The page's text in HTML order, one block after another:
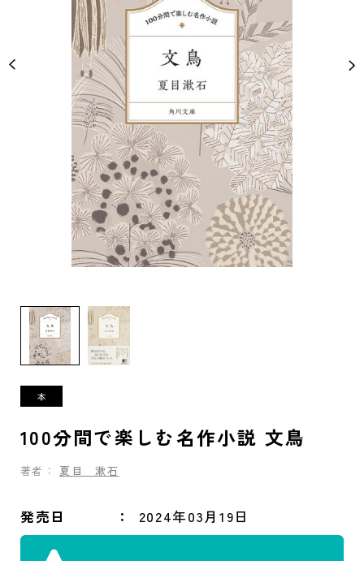
100分間で楽しむ名作小説 文鳥
著者： 夏目 漱石
発売日 2024年03月19日